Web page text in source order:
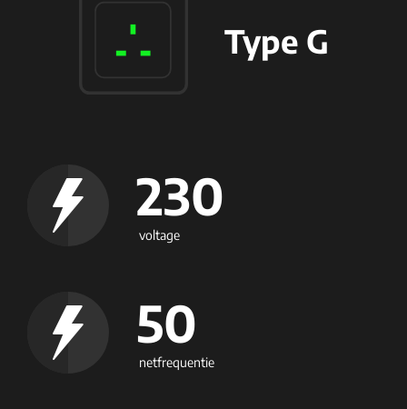
230
voltage
50
netfrequentie
Type G